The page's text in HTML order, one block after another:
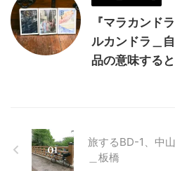
『マラカンド
ルカンドラ＿
品の意味すると
旅するBD-1、中
＿板橋